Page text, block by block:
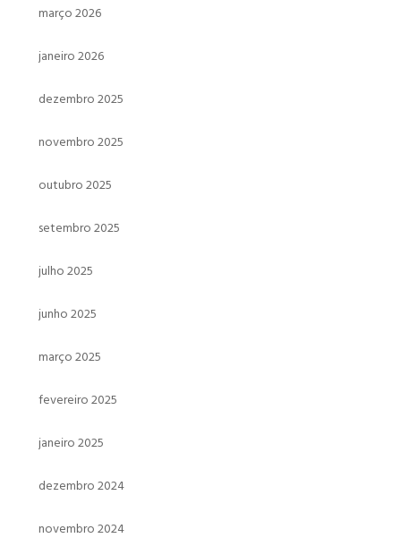
março 2026
janeiro 2026
dezembro 2025
novembro 2025
outubro 2025
setembro 2025
julho 2025
junho 2025
março 2025
fevereiro 2025
janeiro 2025
dezembro 2024
novembro 2024